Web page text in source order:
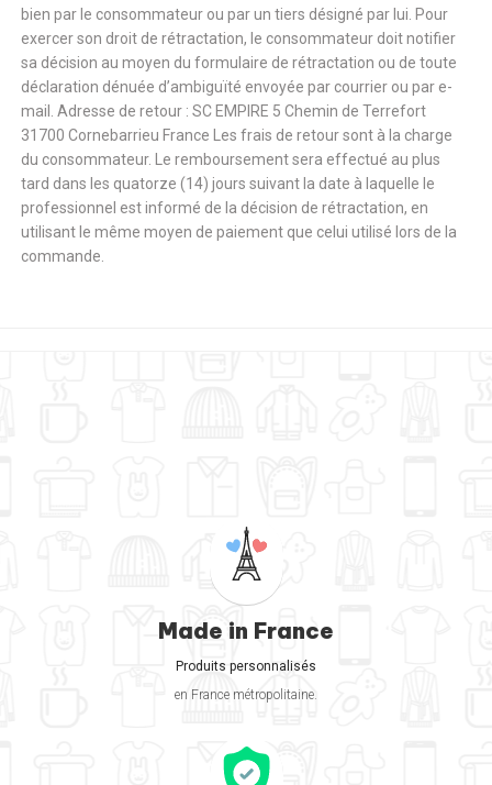
bien par le consommateur ou par un tiers désigné par lui. Pour
exercer son droit de rétractation, le consommateur doit notifier
sa décision au moyen du formulaire de rétractation ou de toute
déclaration dénuée d’ambiguïté envoyée par courrier ou par e-
mail. Adresse de retour : SC EMPIRE 5 Chemin de Terrefort
31700 Cornebarrieu France Les frais de retour sont à la charge
du consommateur. Le remboursement sera effectué au plus
tard dans les quatorze (14) jours suivant la date à laquelle le
professionnel est informé de la décision de rétractation, en
utilisant le même moyen de paiement que celui utilisé lors de la
commande.
Made in France
Produits personnalisés
en France métropolitaine.